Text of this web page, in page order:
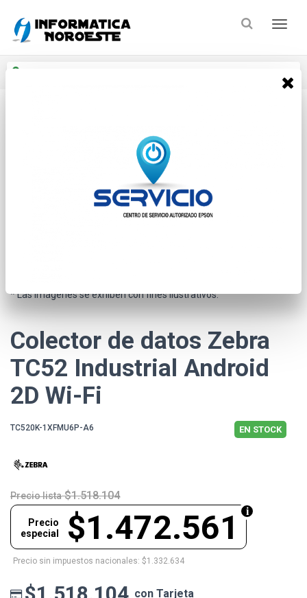
* Las imágenes se exhiben con fines ilustrativos.
Colector de datos Zebra
TC52 Industrial Android
2D Wi-Fi
TC520K-1XFMU6P-A6 EN STOCK
Precio lista $1.518.104
$1.472.561
Precio
especial
Precio sin impuestos nacionales: $1.332.634
con Tarjeta